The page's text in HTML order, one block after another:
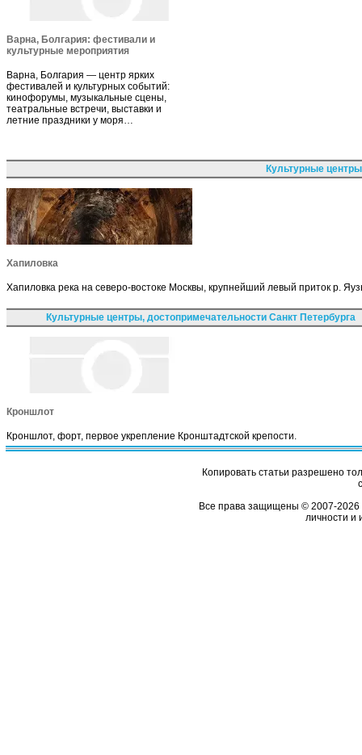
Варна, Болгария: фестивали и
культурные мероприятия
Варна, Болгария — центр ярких
фестивалей и культурных событий:
кинофорумы, музыкальные сцены,
театральные встречи, выставки и
летние праздники у моря…
Культурные
Хапиловка
Хапиловка река на северо-востоке Москвы, крупнейший левый приток р.
Культурные центры, достопримечательности Санкт Петербурга
Кроншлот
Кроншлот, форт, первое укрепление Кронштадтской крепости.
Копировать статьи разрешено
Все права защищены © 2007-2026
личности и